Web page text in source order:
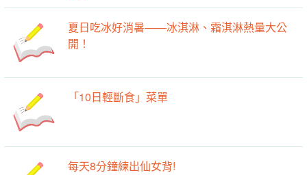
夏日吃冰好消暑——冰淇淋、霜淇淋熱量大公
開！
「10日輕斷食」菜單
每天8分鐘練出仙女背!